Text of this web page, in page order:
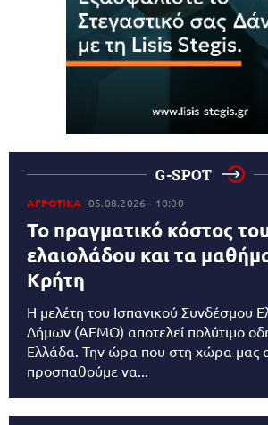
G-SPOT
ΑΓΡΟΤΙΚΑ 05.08.2026 10:00
Το πραγματικό κόστος
ελαιολάδου και τα
Κρήτη
Η μελέτη του Ισπανικού Συνδέσμου
Δήμων (AEMO) αποτελεί πολύτιμο
Ελλάδα. Την ώρα που στη χώρα μας
προσπαθούμε να...